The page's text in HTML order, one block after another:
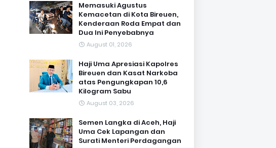
Memasuki Agustus
Kemacetan di Kota Bireuen,
Kenderaan Roda Empat dan
Dua Ini Penyebabnya
August 01, 2026
Haji Uma Apresiasi Kapolres
Bireuen dan Kasat Narkoba
atas Pengungkapan 10,6
Kilogram Sabu
August 03, 2026
Semen Langka di Aceh, Haji
Uma Cek Lapangan dan
Surati Menteri Perdagangan